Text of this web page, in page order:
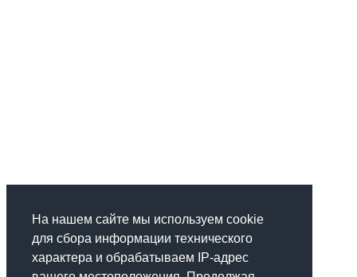
На нашем сайте мы используем cookie
для сбора информации технического
характера и обрабатываем IP-адрес